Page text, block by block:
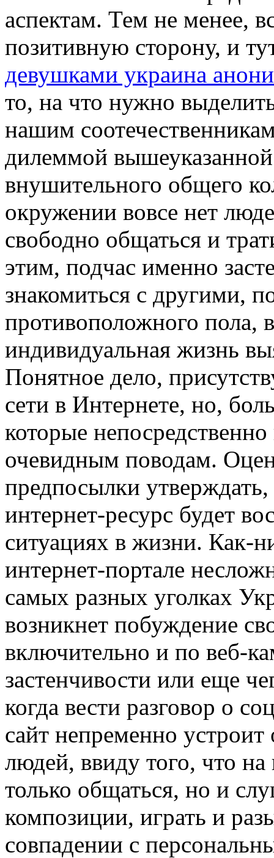
аспектам. Тем не менее,
позитивную сторону, и
девушками украина
то, на что нужно
нашим
дилеммой
внушительного общего
окружении вовсе нет
свободно общаться и
этим, подчас именно
знакомиться с другими,
противоположного пола,
индивидуальная жизнь
Понятное дело,
сети в Интернете, но,
которые
очевидным поводам.
предпосылки
интернет-ресурс будет
ситуациях в жизни. Как-
интернет-портале
самых разных уголках
возникнет побуждение
включительно и по веб-
застенчивости или еще
когда вести разговор о
сайт непременно
людей, ввиду того, что
только общаться, но и
композиции, играть и
совпадении с